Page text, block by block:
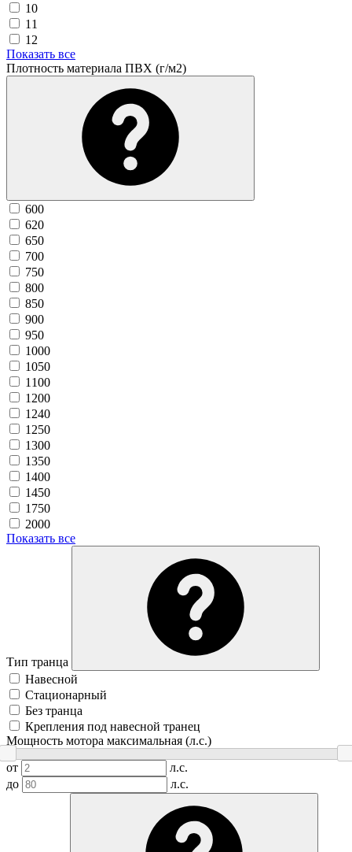
10
11
12
Показать все
Плотность материала ПВХ (г/м2)
600
620
650
700
750
800
850
900
950
1000
1050
1100
1200
1240
1250
1300
1350
1400
1450
1750
2000
Показать все
Тип транца
Навесной
Стационарный
Без транца
Крепления под навесной транец
Мощность мотора максимальная (л.с.)
от
л.с.
до
л.с.